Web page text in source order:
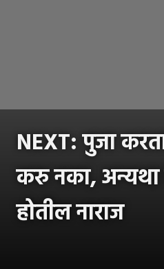
NEXT: पुजा
करु नका, अन्यथा
होतील नाराज